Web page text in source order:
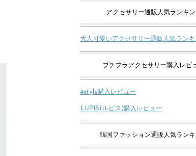
アクセサリー通販人気ランキ
大人可愛いアクセサリー通販人気ランキ
プチプラアクセサリー購入レビ
4xtyle購入レビュー
LUPIS(ルピス)購入レビュー
韓国ファッション通販人気ラン